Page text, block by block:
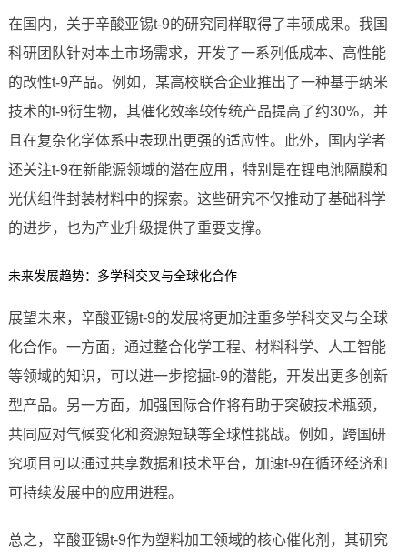
在国内，关于辛酸亚锡t-9的研究同样取得了丰硕成果。我国
科研团队针对本土市场需求，开发了一系列低成本、高性能
的改性t-9产品。例如，某高校联合企业推出了一种基于纳米
技术的t-9衍生物，其催化效率较传统产品提高了约30%，并
且在复杂化学体系中表现出更强的适应性。此外，国内学者
还关注t-9在新能源领域的潜在应用，特别是在锂电池隔膜和
光伏组件封装材料中的探索。这些研究不仅推动了基础科学
的进步，也为产业升级提供了重要支撑。
未来发展趋势：多学科交叉与全球化合作
展望未来，辛酸亚锡t-9的发展将更加注重多学科交叉与全球
化合作。一方面，通过整合化学工程、材料科学、人工智能
等领域的知识，可以进一步挖掘t-9的潜能，开发出更多创新
型产品。另一方面，加强国际合作将有助于突破技术瓶颈，
共同应对气候变化和资源短缺等全球性挑战。例如，跨国研
究项目可以通过共享数据和技术平台，加速t-9在循环经济和
可持续发展中的应用进程。
总之，辛酸亚锡t-9作为塑料加工领域的核心催化剂，其研究